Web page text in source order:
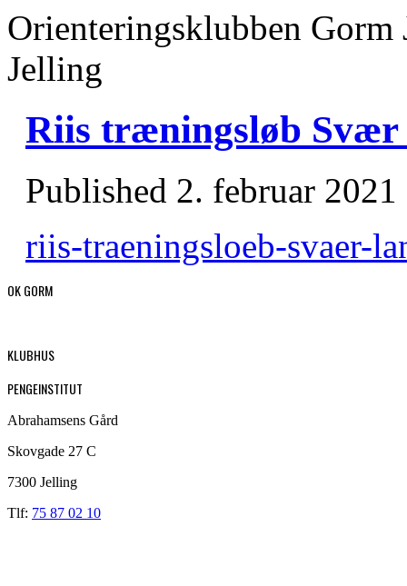
Orienteringsklubben
Jelling
Riis træningsløb Svær
Published 2. februar 2021
riis-traeningsloeb-svaer-
OK GORM
KLUBHUS
PENGEINSTITUT
Abrahamsens Gård
Skovgade 27 C
7300 Jelling
Tlf: 75 87 02 10